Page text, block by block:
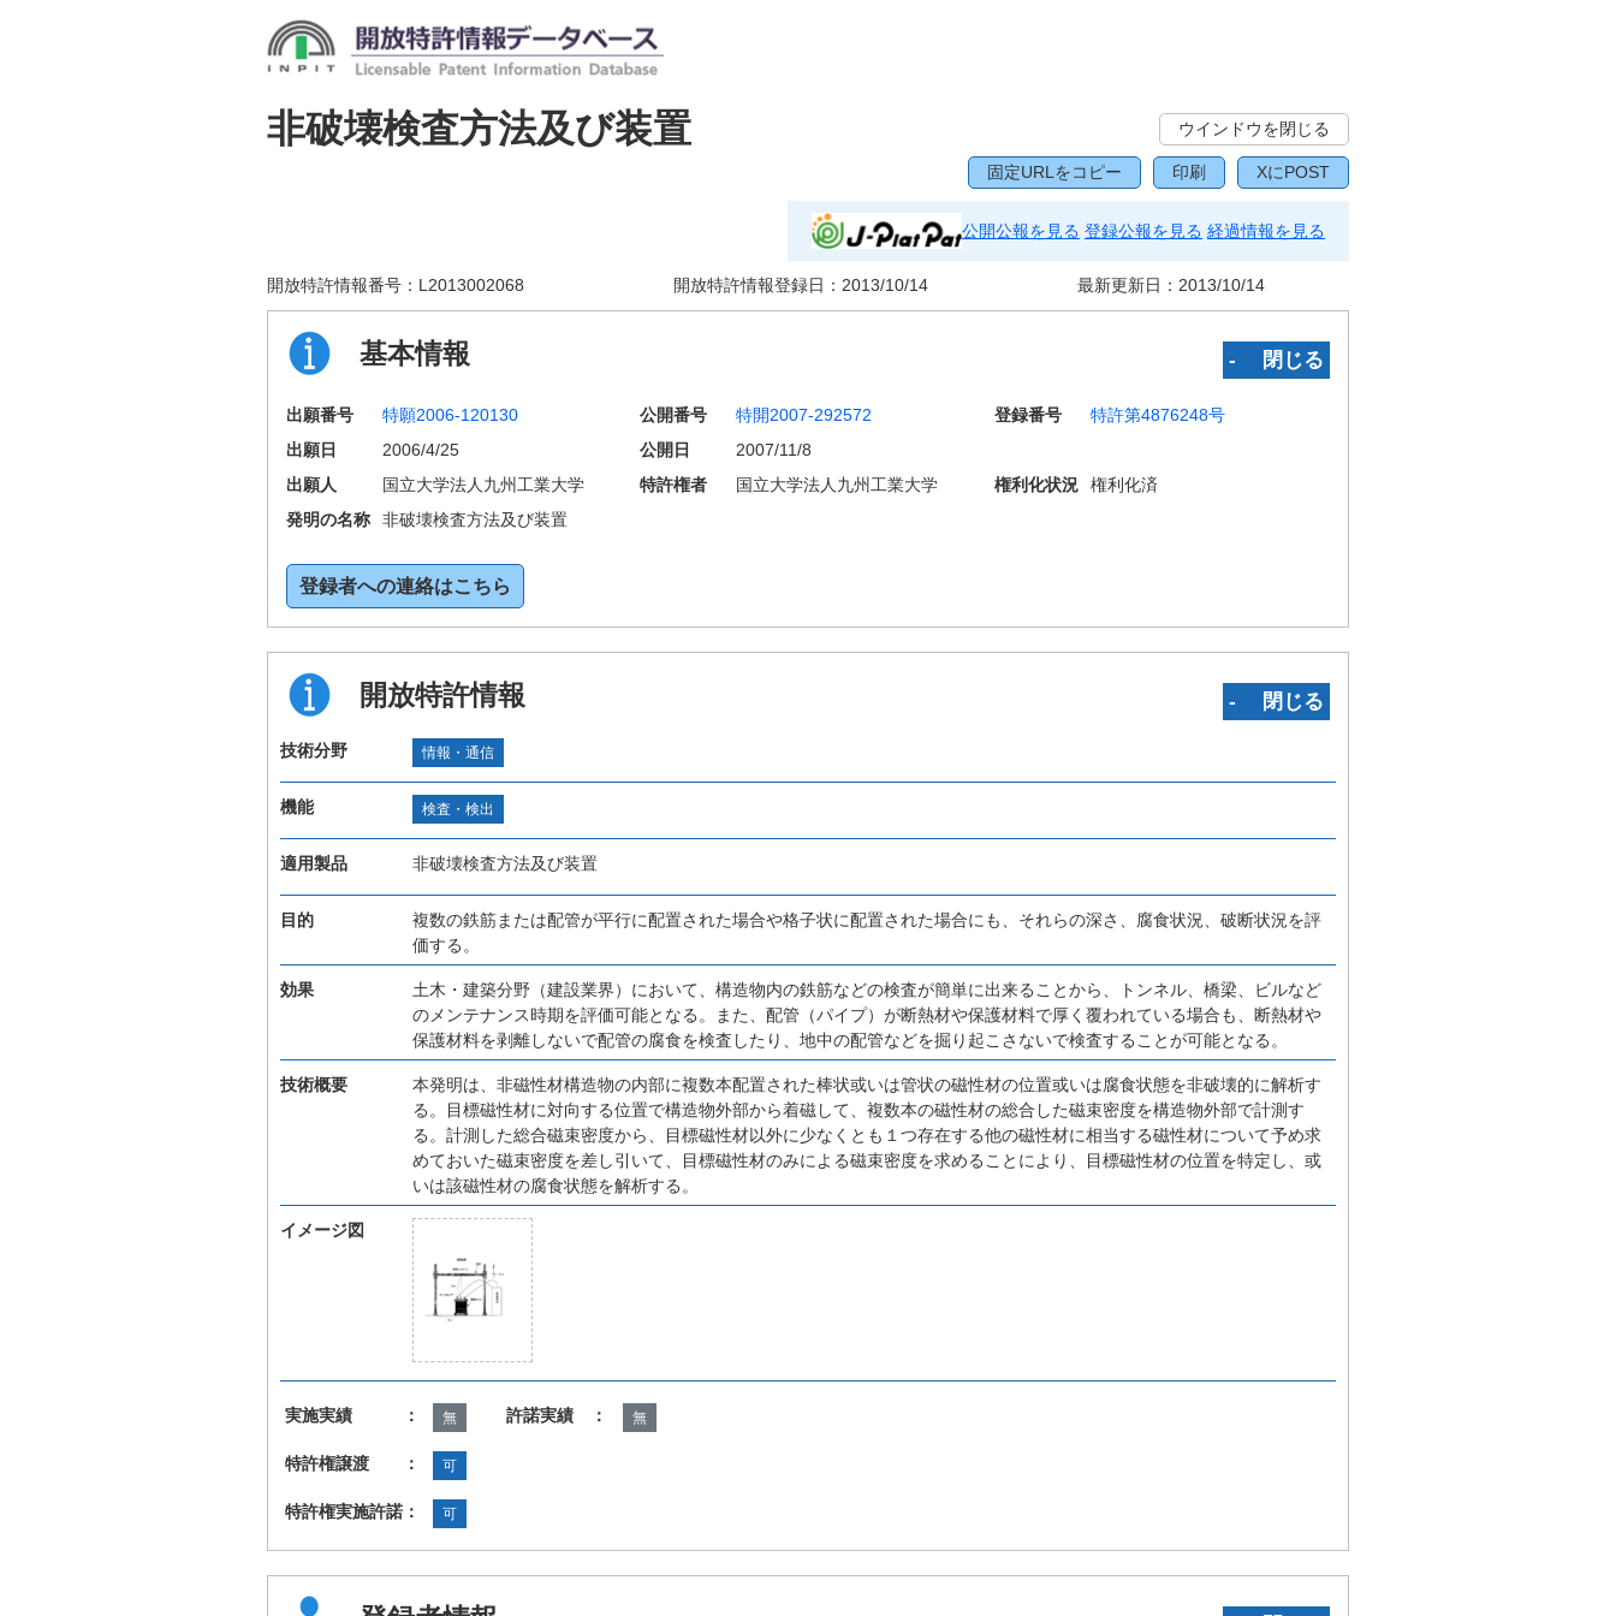
非破壊検査方法及び装置 ウインドウを閉じる
固定URLをコピー 印刷 XにPOST
公開公報を見る 登録公報を見る 経過情報を見る
開放特許情報番号： L2013002068 開放特許情報登録日： 2013/10/14 最新更新日： 2013/10/14
基本情報 ‐ 閉じる
出願番号 特願2006-120130 公開番号 特開2007-292572 登録番号
特許第4876248号
出願日
2006/4/25 公開日
2007/11/8
出願人
国立大学法人九州工業大学 特許権者 国立大学法人九州工業大学 権利化状況
権利化済
発明の名称
非破壊検査方法及び装置
登録者への連絡はこちら
開放特許情報 ‐ 閉じる
技術分野 情報・通信
機能 検査・検出
適用製品 非破壊検査方法及び装置
目的
複数の鉄筋または配管が平行に配置された場合や格子状に配置された場合にも、それらの深さ、腐食状況、破断状況を評
価する。
効果
土木・建築分野（建設業界）において、構造物内の鉄筋などの検査が簡単に出来ることから、トンネル、橋梁、ビルなど
のメンテナンス時期を評価可能となる。また、配管（パイプ）が断熱材や保護材料で厚く覆われている場合も、断熱材や
保護材料を剥離しないで配管の腐食を検査したり、地中の配管などを掘り起こさないで検査することが可能となる。
技術概要
本発明は、非磁性材構造物の内部に複数本配置された棒状或いは管状の磁性材の位置或いは腐食状態を非破壊的に解析す
る。目標磁性材に対向する位置で構造物外部から着磁して、複数本の磁性材の総合した磁束密度を構造物外部で計測す
る。計測した総合磁束密度から、目標磁性材以外に少なくとも１つ存在する他の磁性材に相当する磁性材について予め求
めておいた磁束密度を差し引いて、目標磁性材のみによる磁束密度を求めることにより、目標磁性材の位置を特定し、或
いは該磁性材の腐食状態を解析する。
イメージ図
実施実績 ： 無 許諾実績 ： 無
特許権譲渡 ： 可
特許権実施許諾： 可